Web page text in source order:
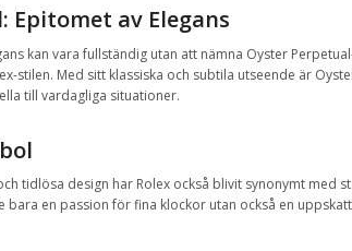
Epitomet av Elegans
kan vara fullständig utan att nämna Oyster
stilen. Med sitt klassiska och subtila utseende är
till vardagliga situationer.
tidlösa design har Rolex också blivit synonymt med
bara en passion för fina klockor utan också en